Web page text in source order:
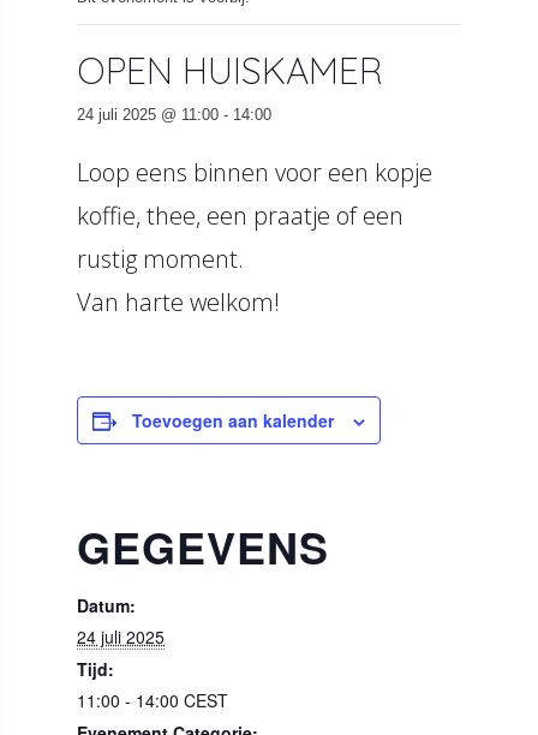
OPEN HUISKAMER
24 juli 2025 @ 11:00 - 14:00
Loop eens binnen voor een kopje
koffie, thee, een praatje of een
rustig moment.
Van harte welkom!
Toevoegen aan kalender
GEGEVENS
Datum:
24 juli 2025
Tijd:
11:00 - 14:00 CEST